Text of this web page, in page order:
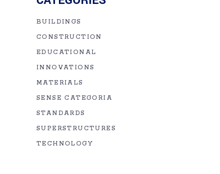
BUILDINGS
CONSTRUCTION
EDUCATIONAL
INNOVATIONS
MATERIALS
SENSE CATEGORIA
STANDARDS
SUPERSTRUCTURES
TECHNOLOGY